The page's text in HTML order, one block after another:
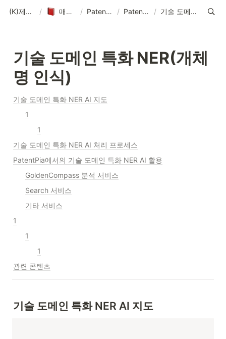
(K)제품 매뉴얼-솔루션-데이터-콘텐츠 / 매뉴얼-데이터-콘텐츠 제작 기획 / PatentPia 매뉴얼 홈 : 제품 기능, 활용 및 데이터 / PatentPia 데이터/DB/AI 소개 / 기술 도메인 특화 NER(개체명 인식)
기술 도메인 특화 NER(개체
명 인식)
기술 도메인 특화 NER AI 지도
1
1
기술 도메인 특화 NER AI 처리 프로세스
PatentPia에서의 기술 도메인 특화 NER AI 활용
GoldenCompass 분석 서비스
Search 서비스
기타 서비스
1
1
1
관련 콘텐츠
기술 도메인 특화 NER AI 지도